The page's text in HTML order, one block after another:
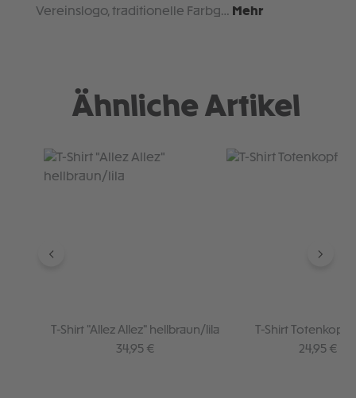
Vereinslogo, traditionelle Farbg… Mehr
Ähnliche Artikel
Produktgalerie überspringen
T-Shirt "Allez Allez" hellbraun/lila
Regulärer Preis:
34,95 €
T-Shirt Totenkopf
Regulärer
24,95 €